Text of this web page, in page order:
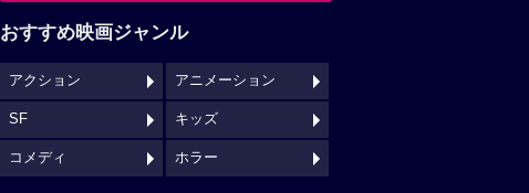
おすすめ映画ジャンル
アクション アニメーション
SF キッズ
コメディ ホラー